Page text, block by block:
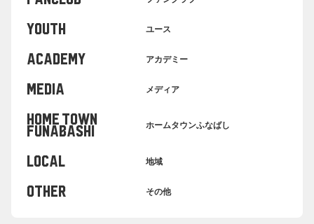
YOUTH ユース
ACADEMY アカデミー
MEDIA メディア
HOME TOWN
FUNABASHI ホームタウンふなばし
LOCAL 地域
OTHER その他